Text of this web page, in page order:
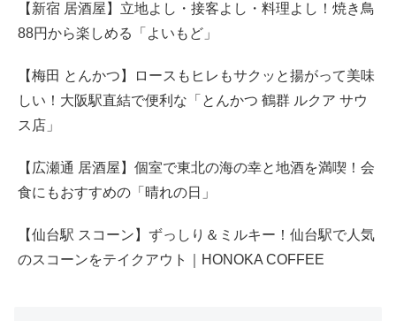
【新宿 居酒屋】立地よし・接客よし・料理よし！焼き鳥
88円から楽しめる「よいもど」
【梅田 とんかつ】ロースもヒレもサクッと揚がって美味
しい！大阪駅直結で便利な「とんかつ 鶴群 ルクア サウ
ス店」
【広瀬通 居酒屋】個室で東北の海の幸と地酒を満喫！会
食にもおすすめの「晴れの日」
【仙台駅 スコーン】ずっしり＆ミルキー！仙台駅で人気
のスコーンをテイクアウト｜HONOKA COFFEE